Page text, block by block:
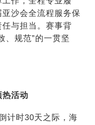
沙会全流程服务保
与担当。赛事背
、规范”的一贯坚
热活动
计时30天之际，海